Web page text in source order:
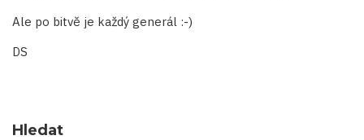
Ale po bitvě je každý generál :-)
DS
Hledat